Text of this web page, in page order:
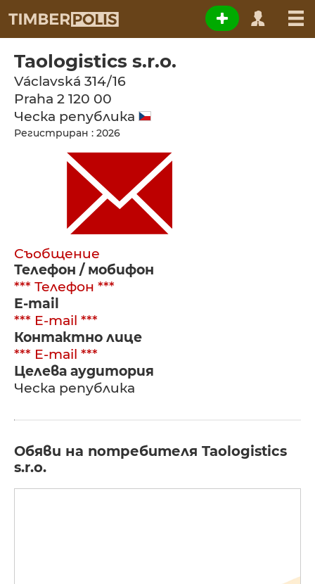
Taologistics s.r.o.
Václavská 314/16
Praha 2 120 00
Ческа република
Регистриран : 2026
Съобщение
Телефон / мобифон
*** Телефон ***
E-mail
*** E-mail ***
Контактно лице
*** E-mail ***
Целева аудитория
Ческа република
Обяви на потребителя Taologistics
s.r.o.